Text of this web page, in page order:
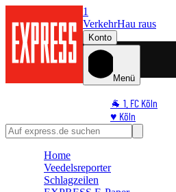
1
VerkehrHau raus
Konto
Menü
🐐 1. FC Köln
♥️ Köln
⭐ Promi
🛒 Shoppingwelt
Home
Veedelsreporter
Schlagzeilen